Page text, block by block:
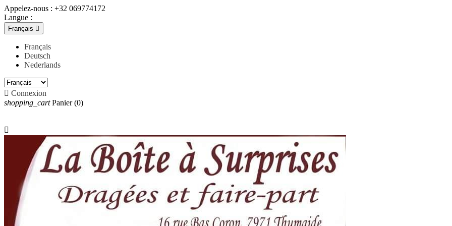
Appelez-nous : +32 069774172
Langue :
Français 
Français
Deutsch
Nederlands
 Connexion
shopping_cart Panier (0)
